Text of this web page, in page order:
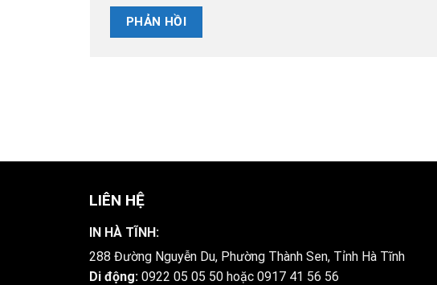
LIÊN HỆ
IN HÀ TĨNH:
288 Đường Nguyễn Du, Phường Thành Sen, Tỉnh Hà Tĩnh
Di động: 0922 05 05 50hoặc 0917 41 56 56